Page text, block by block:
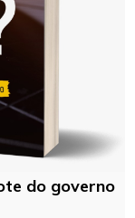
do governo